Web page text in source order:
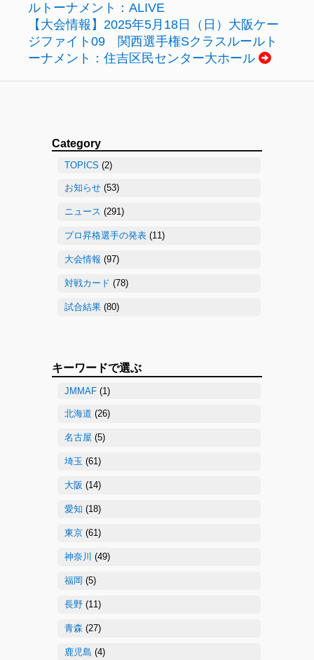
ルトーナメント：ALIVE
【大会情報】2025年5月18日（日）大阪ケー
ジファイト09 関西選手権Sクラスルールト
ーナメント：住吉区民センター大ホール
Category
TOPICS (2)
お知らせ (53)
ニュース (291)
プロ昇格選手の発表 (11)
大会情報 (97)
対戦カード (78)
試合結果 (80)
キーワードで選ぶ
JMMAF (1)
北海道 (26)
名古屋 (5)
埼玉 (61)
大阪 (14)
愛知 (18)
東京 (61)
神奈川 (49)
福岡 (5)
長野 (11)
青森 (27)
鹿児島 (4)